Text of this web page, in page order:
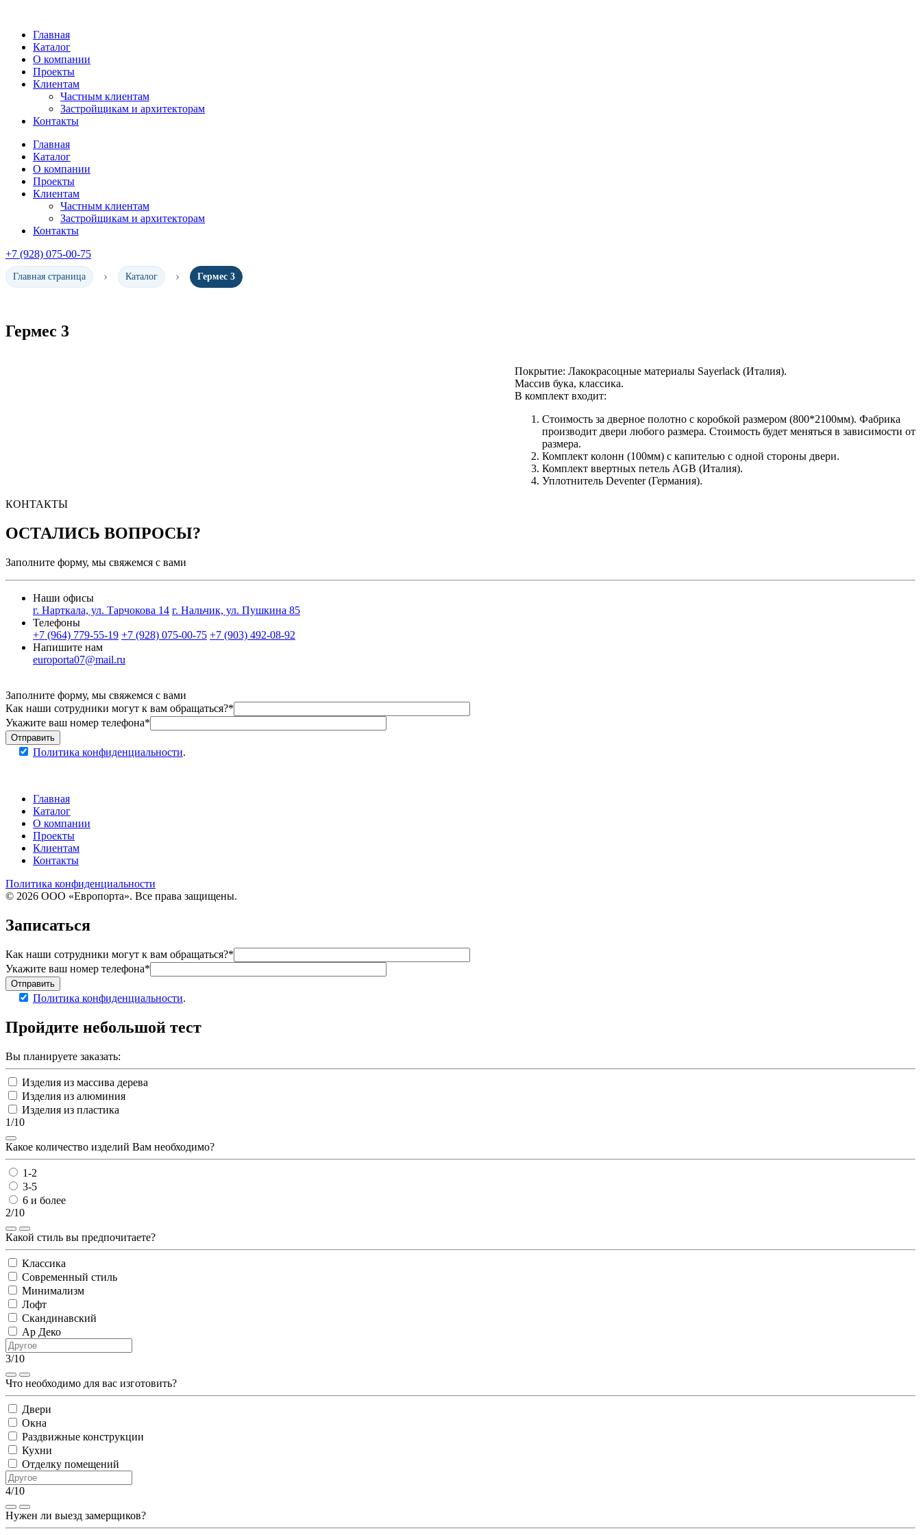
Главная
Каталог
О компании
Проекты
Клиентам
Частным клиентам
Застройщикам и архитекторам
Контакты
Главная
Каталог
О компании
Проекты
Клиентам
Частным клиентам
Застройщикам и архитекторам
Контакты
+7 (928) 075-00-75
Главная страница Каталог Гермес 3
Гермес 3
Покрытие: Лакокрасоцные материалы Sayerlack (Италия).
Массив бука, классика.
В комплект входит:
Стоимость за дверное полотно с коробкой размером (800*2100мм). Фабрика
производит двери любого размера. Стоимость будет меняться в зависимости от
размера.
Комплект колонн (100мм) с капителью с одной стороны двери.
Комплект ввертных петель AGB (Италия).
Уплотнитель Deventer (Германия).
КОНТАКТЫ
ОСТАЛИСЬ ВОПРОСЫ?
Заполните форму, мы свяжемся с вами
Наши офисы
г. Нарткала, ул. Тарчокова 14 г. Нальчик, ул. Пушкина 85
Телефоны
+7 (964) 779-55-19 +7 (928) 075-00-75 +7 (903) 492-08-92
Напишите нам
europorta07@mail.ru
Заполните форму, мы свяжемся с вами
Как наши сотрудники могут к вам обращаться?*
Укажите ваш номер телефона*
Отправить
Политика конфиденциальности.
Главная
Каталог
О компании
Проекты
Клиентам
Контакты
Политика конфиденциальности
© 2026 ООО «Европорта». Все права защищены.
Записаться
Как наши сотрудники могут к вам обращаться?*
Укажите ваш номер телефона*
Отправить
Политика конфиденциальности.
Пройдите небольшой тест
Вы планируете заказать:
Изделия из массива дерева
Изделия из алюминия
Изделия из пластика
1/10
Какое количество изделий Вам необходимо?
1-2
3-5
6 и более
2/10
Какой стиль вы предпочитаете?
Классика
Современный стиль
Минимализм
Лофт
Скандинавский
Ар Деко
3/10
Что необходимо для вас изготовить?
Двери
Окна
Раздвижные конструкции
Кухни
Отделку помещений
4/10
Нужен ли выезд замерщиков?